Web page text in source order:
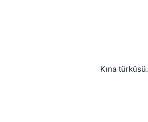
Kına türküsü.